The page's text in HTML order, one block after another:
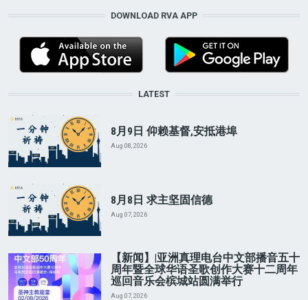
DOWNLOAD RVA APP
LATEST
8月9日 仰赖基督,安抵港埠
Aug 08, 2026
8月8日 求主坚固信德
Aug 07, 2026
【新闻】|亚洲真理电台中文部播音五十
周年暨全球华语圣歌创作大赛十二周年
巡回音乐会槟城站圆满举行
Aug 07, 2026